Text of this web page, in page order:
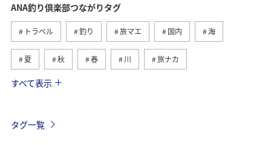
ANA釣り倶楽部つながりタグ
トラベル 釣り 旅マエ 国内 海
夏 秋 春 川 旅ナカ
冬 湖
すべて表示
タグ一覧